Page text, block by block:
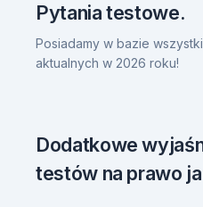
Pytania testowe.
Posiadamy w bazie
aktualnych w 2026 roku!
Dodatkowe
testów na prawo